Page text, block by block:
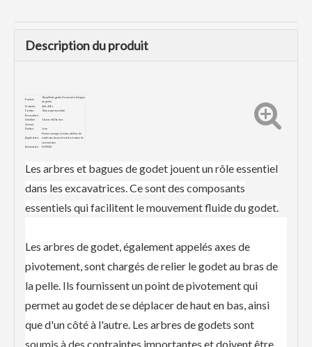
Description du produit
Produit:
Goupille de godet d'excavatrice/bague
de godet
Matériel: 45#, 40Cr
Couleur: Gery ou personnalisé
Excavatrice
Suitalbel
(tonne) :
1 tonne à 60 tonnes
Finition: Lisse
Application:
Fermes, énergie et mines, ateliers de
matériaux de construction, travaux de
construction
Attestation : ISO9001
Les arbres et bagues de godet jouent un rôle essentiel
dans les excavatrices. Ce sont des composants
essentiels qui facilitent le mouvement fluide du godet.
Les arbres de godet, également appelés axes de
pivotement, sont chargés de relier le godet au bras de
la pelle. Ils fournissent un point de pivotement qui
permet au godet de se déplacer de haut en bas, ainsi
que d'un côté à l'autre. Les arbres de godets sont
soumis à des contraintes importantes et doivent être